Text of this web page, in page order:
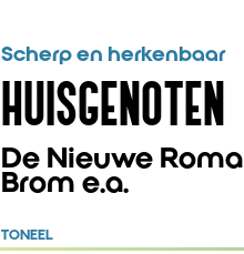
HUISGENOTEN
De Nieuwe
Brom e.a.
Scherp en herkenbaar
TONEEL